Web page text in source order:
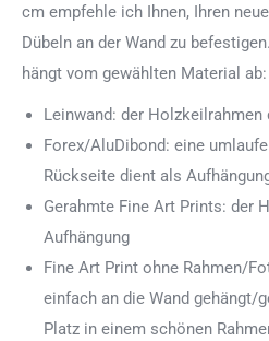
cm empfehle ich Ihnen, Ihren
Dübeln an der Wand zu
hängt vom gewählten Material ab:
Leinwand: der
Forex/AluDibond: eine
Rückseite dient als
Gerahmte Fine Art Prints: der
Aufhängung
Fine Art Print ohne Rahmen/
einfach an die Wand gehängt/
Platz in einem schönen